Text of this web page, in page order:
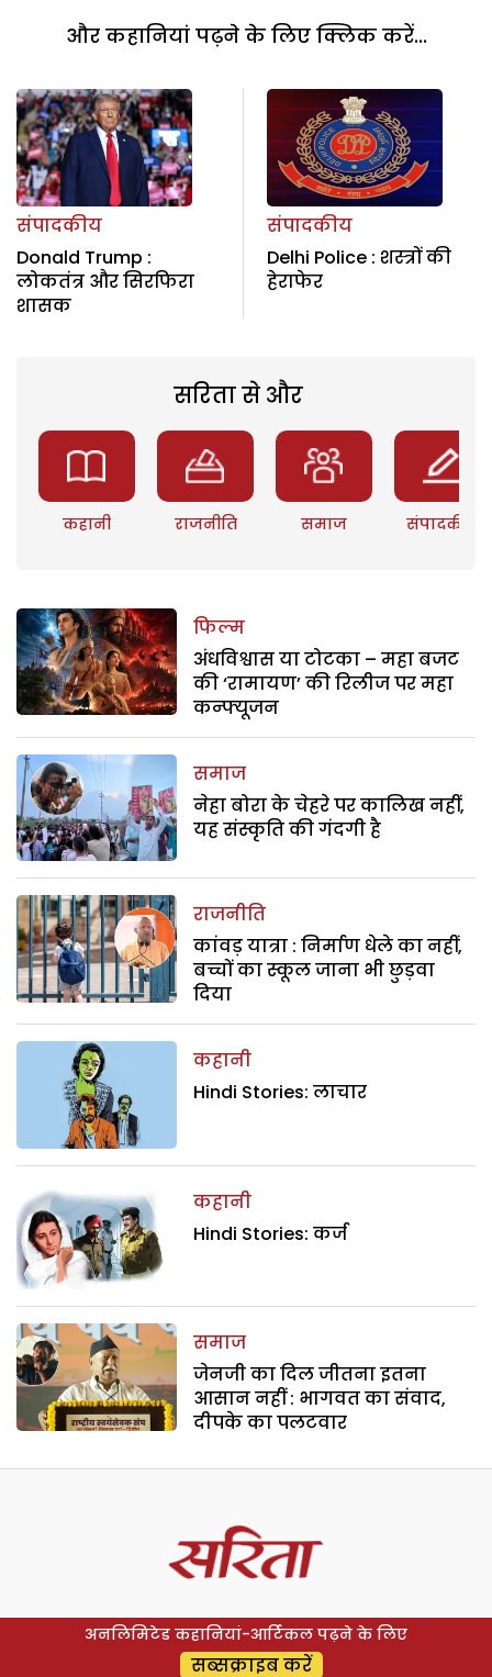
और कहानियां पढ़ने के लिए क्लिक करें...
संपादकीय
Donald Trump :
लोकतंत्र और सिरफिरा
शासक
संपादकीय
Delhi Police : शस्त्रों की
हेराफेर
सरिता से और
कहानी राजनीति समाज संपादकीय
फिल्म
अंधविश्वास या टोटका – महा बजट
की ‘रामायण’ की रिलीज पर महा
कन्फ्यूजन
समाज
नेहा बोरा के चेहरे पर कालिख नहीं,
यह संस्कृति की गंदगी है
राजनीति
कांवड़ यात्रा : निर्माण धेले का नहीं,
बच्चों का स्कूल जाना भी छुड़वा
दिया
कहानी
Hindi Stories: लाचार
कहानी
Hindi Stories: कर्ज
समाज
जेनजी का दिल जीतना इतना
आसान नहीं : भागवत का संवाद,
दीपके का पलटवार
अनलिमिटेड कहानियां-आर्टिकल पढ़ने के लिए
सब्सक्राइब करें